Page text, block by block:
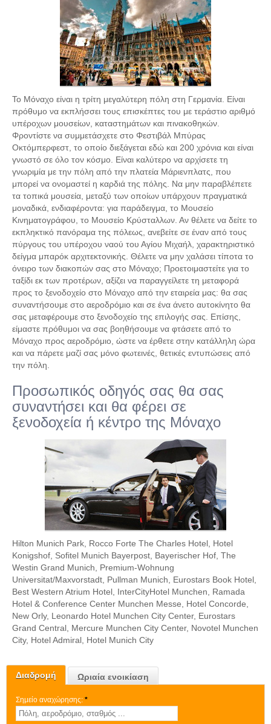
Διαδρομή Ωριαία ενοικίαση
Σημείο αναχώρησης: *
Το Μόναχο είναι η τρίτη μεγαλύτερη πόλη στη Γερμανία. Είναι
πρόθυμο να εκπλήσσει τους επισκέπτες του με τεράστιο αριθμό
υπέροχων μουσείων, καταστημάτων και πινακοθηκών.
Φροντίστε να συμμετάσχετε στο Φεστιβάλ Μπύρας
Οκτόμπερφεστ, το οποίο διεξάγεται εδώ και 200 χρόνια και είναι
γνωστό σε όλο τον κόσμο. Είναι καλύτερο να αρχίσετε τη
γνωριμία με την πόλη από την πλατεία Μάριενπλατς, που
μπορεί να ονομαστεί η καρδιά της πόλης. Να μην παραβλέπετε
τα τοπικά μουσεία, μεταξύ των οποίων υπάρχουν πραγματικά
μοναδικά, ενδιαφέροντα: για παράδειγμα, το Μουσείο
Κινηματογράφου, το Μουσείο Κρύσταλλων. Αν θέλετε να δείτε το
εκπληκτικό πανόραμα της πόλεως, ανεβείτε σε έναν από τους
πύργους του υπέροχου ναού του Αγίου Μιχαήλ, χαρακτηριστικό
δείγμα μπαρόκ αρχιτεκτονικής. Θέλετε να μην χαλάσει τίποτα το
όνειρο των διακοπών σας στο Μόναχο; Προετοιμαστείτε για το
ταξίδι εκ των προτέρων, αξίζει να παραγγείλετε τη μεταφορά
προς το ξενοδοχείο στο Μόναχο από την εταιρεία μας: θα σας
συναντήσουμε στο αεροδρόμιο και σε ένα άνετο αυτοκίνητο θα
σας μεταφέρουμε στο ξενοδοχείο της επιλογής σας. Επίσης,
είμαστε πρόθυμοι να σας βοηθήσουμε να φτάσετε από το
Μόναχο προς αεροδρόμιο, ώστε να έρθετε στην κατάλληλη ώρα
και να πάρετε μαζί σας μόνο φωτεινές, θετικές εντυπώσεις από
την πόλη.
Προσωπικός οδηγός σας θα σας
συναντήσει και θα φέρει σε
ξενοδοχεία ή κέντρο της Μόναχο
Hilton Munich Park, Rocco Forte The Charles Hotel, Hotel
Konigshof, Sofitel Munich Bayerpost, Bayerischer Hof, The
Westin Grand Munich, Premium-Wohnung
Universitat/Maxvorstadt, Pullman Munich, Eurostars Book Hotel,
Best Western Atrium Hotel, InterCityHotel Munchen, Ramada
Hotel & Conference Center Munchen Messe, Hotel Concorde,
New Orly, Leonardo Hotel Munchen City Center, Eurostars
Grand Central, Mercure Munchen City Center, Novotel Munchen
City, Hotel Admiral, Hotel Munich City